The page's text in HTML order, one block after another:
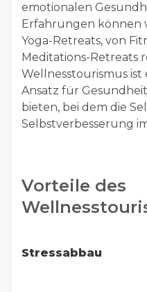
emotionalen
Erfahrungen können
Yoga-Retreats, von
Meditations-Retreats
Wellnesstourismus ist
Ansatz für
bieten, bei dem die
Selbstverbesserung
Vorteile des
Stressabbau